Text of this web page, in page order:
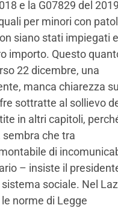
e la G07829 del
per minori con
siano stati impiegati e
importo. Questo
22 dicembre, una
manca chiarezza
sottratte al sollievo
in altri capitoli,
che tra
di
– insiste il
sociale. Nel
norme di Legge